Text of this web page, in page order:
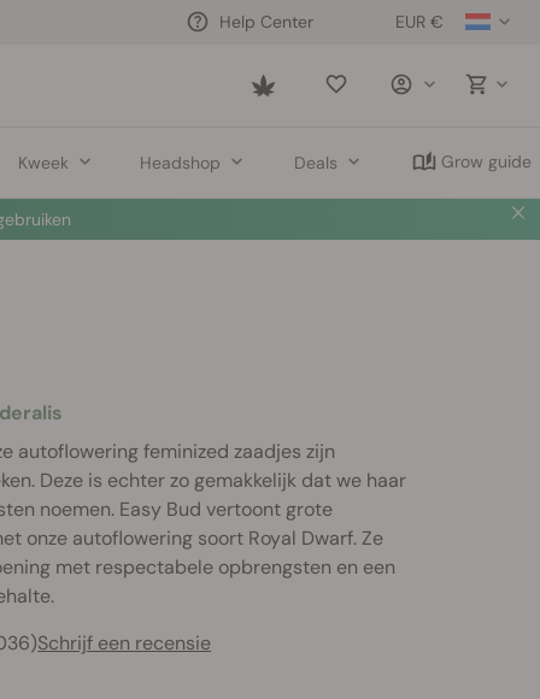
EUR €
Help Center
Saved
Kweek Headshop Deals Grow guide
autoflowering feminized zaadjes zijn
Deze is echter zo gemakkelijk dat we haar
noemen. Easy Bud vertoont grote
onze autoflowering soort Royal Dwarf. Ze
met respectabele opbrengsten en een
Schrijf een recensie